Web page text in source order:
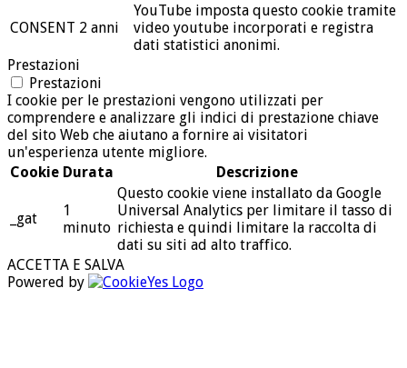
CONSENT 2 anni
YouTube imposta questo cookie tramite
video youtube incorporati e registra
dati statistici anonimi.
Prestazioni
Prestazioni
I cookie per le prestazioni vengono utilizzati per
comprendere e analizzare gli indici di prestazione chiave
del sito Web che aiutano a fornire ai visitatori
un'esperienza utente migliore.
Cookie Durata Descrizione
_gat
1
minuto
Questo cookie viene installato da Google
Universal Analytics per limitare il tasso di
richiesta e quindi limitare la raccolta di
dati su siti ad alto traffico.
ACCETTA E SALVA
Powered by